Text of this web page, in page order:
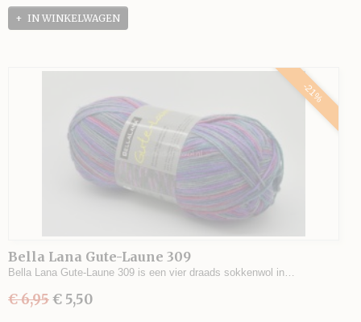
IN WINKELWAGEN
-21%
Bella Lana Gute-Laune 309
Bella Lana Gute-Laune 309 is een vier draads sokkenwol in…
€ 6,95€ 5,50